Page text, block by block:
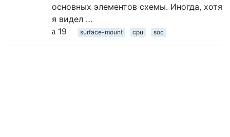
основных элементов схемы. Иногда, хотя
я видел …
19
surface-mount cpu soc